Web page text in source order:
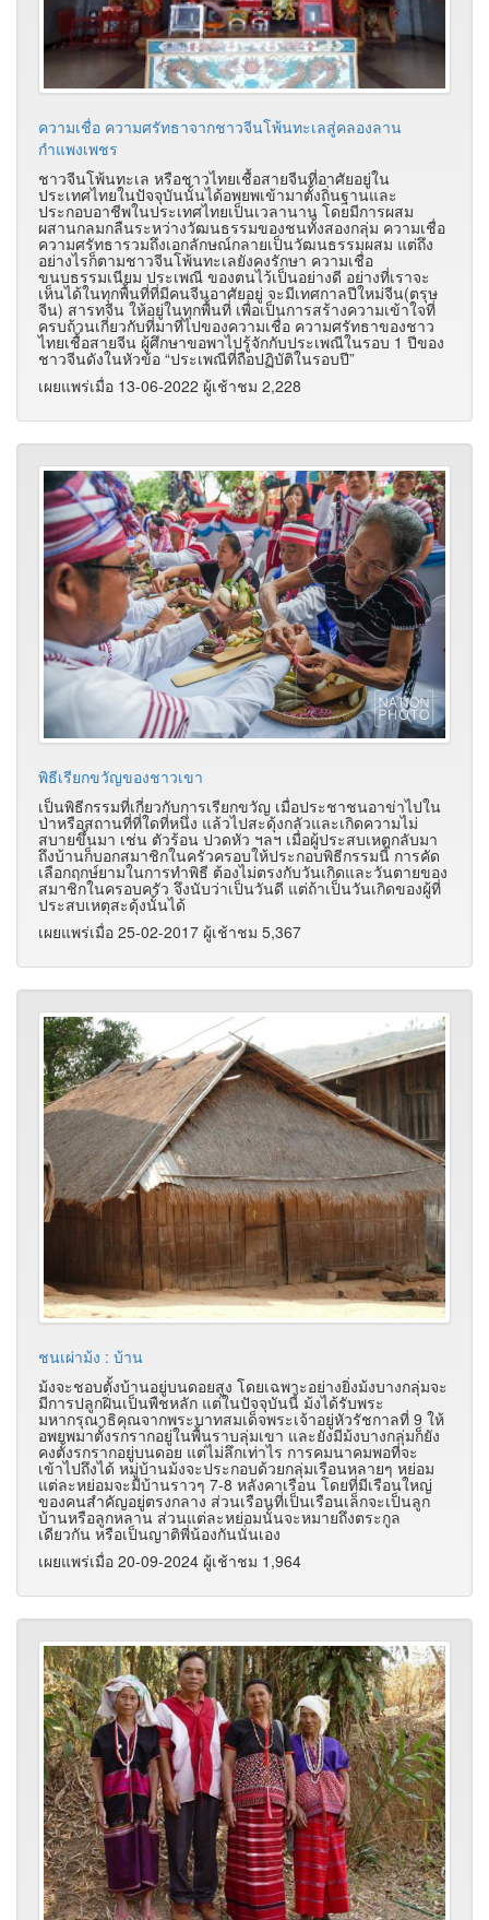
ความเชื่อ ความศรัทธาจากชาวจีนโพ้นทะเลสู่คลองลาน
กำแพงเพชร
ชาวจีนโพ้นทะเล หรือชาวไทยเชื้อสายจีนที่อาศัยอยู่ใน
ประเทศไทยในปัจจุบันนั้นได้อพยพเข้ามาตั้งถิ่นฐานและ
ประกอบอาชีพในประเทศไทยเป็นเวลานาน โดยมีการผสม
ผสานกลมกลืนระหว่างวัฒนธรรมของชนทั้งสองกลุ่ม ความเชื่อ
ความศรัทธารวมถึงเอกลักษณ์กลายเป็นวัฒนธรรมผสม แต่ถึง
อย่างไรก็ตามชาวจีนโพ้นทะเลยังคงรักษา ความเชื่อ
ขนบธรรมเนียม ประเพณี ของตนไว้เป็นอย่างดี อย่างที่เราจะ
เห็นได้ในทุกพื้นที่ที่มีคนจีนอาศัยอยู่ จะมีเทศกาลปีใหม่จีน(ตรุษ
จีน) สารทจีน ให้อยู่ในทุกพื้นที่ เพื่อเป็นการสร้างความเข้าใจที่
ครบถ้วนเกี่ยวกับที่มาที่ไปของความเชื่อ ความศรัทธาของชาว
ไทยเชื้อสายจีน ผู้ศึกษาขอพาไปรู้จักกับประเพณีในรอบ 1 ปีของ
ชาวจีนดังในหัวข้อ “ประเพณีที่ถือปฏิบัติในรอบปี”
เผยแพร่เมื่อ 13-06-2022 ผู้เช้าชม 2,228
พิธีเรียกขวัญของชาวเขา
เป็นพิธีกรรมที่เกี่ยวกับการเรียกขวัญ เมื่อประชาชนอาข่าไปใน
ป่าหรือสถานที่ที่ใดที่หนึ่ง แล้วไปสะดุ้งกลัวและเกิดความไม่
สบายขึ้นมา เช่น ตัวร้อน ปวดหัว ฯลฯ เมื่อผู้ประสบเหตุกลับมา
ถึงบ้านก็บอกสมาชิกในครัวครอบให้ประกอบพิธีกรรมนี้ การคัด
เลือกฤกษ์ยามในการทำพิธี ต้องไม่ตรงกับวันเกิดและวันตายของ
สมาชิกในครอบครัว จึงนับว่าเป็นวันดี แต่ถ้าเป็นวันเกิดของผู้ที่
ประสบเหตุสะดุ้งนั้นได้
เผยแพร่เมื่อ 25-02-2017 ผู้เช้าชม 5,367
ชนเผ่าม้ง : บ้าน
ม้งจะชอบตั้งบ้านอยู่บนดอยสูง โดยเฉพาะอย่างยิ่งม้งบางกลุ่มจะ
มีการปลูกฝิ่นเป็นพืชหลัก แต่ในปัจจุบันนี้ ม้งได้รับพระ
มหากรุณาธิคุณจากพระบาทสมเด็จพระเจ้าอยู่หัวรัชกาลที่ 9 ให้
อพยพมาตั้งรกรากอยู่ในพื้นราบลุ่มเขา และยังมีม้งบางกลุ่มก็ยัง
คงตั้งรกรากอยู่บนดอย แต่ไม่ลึกเท่าไร การคมนาคมพอที่จะ
เข้าไปถึงได้ หมู่บ้านม้งจะประกอบด้วยกลุ่มเรือนหลายๆ หย่อม
แต่ละหย่อมจะมีบ้านราวๆ 7-8 หลังคาเรือน โดยที่มีเรือนใหญ่
ของคนสำคัญอยู่ตรงกลาง ส่วนเรือนที่เป็นเรือนเล็กจะเป็นลูก
บ้านหรือลูกหลาน ส่วนแต่ละหย่อมนั้นจะหมายถึงตระกูล
เดียวกัน หรือเป็นญาติพี่น้องกันนั่นเอง
เผยแพร่เมื่อ 20-09-2024 ผู้เช้าชม 1,964